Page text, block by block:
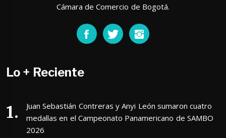
Cámara de Comercio de Bogotá.
Lo + Reciente
Juan Sebastián Contreras y Anyi León sumaron cuatro
medallas en el Campeonato Panamericano de SAMBO
2026